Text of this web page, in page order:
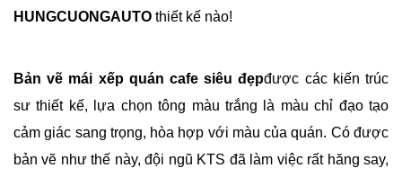
HUNGCUONGAUTO thiết kế nào!
Bản vẽ mái xếp quán cafe siêu đẹpđược các kiến trúc
sư thiết kế, lựa chọn tông màu trắng là màu chỉ đạo tạo
cảm giác sang trọng, hòa hợp với màu của quán. Có được
bản vẽ như thế này, đội ngũ KTS đã làm việc rất hăng say,